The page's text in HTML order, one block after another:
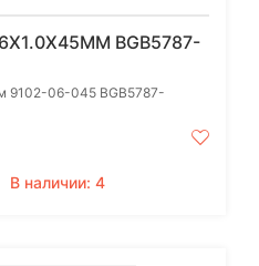
BGB5787-
9102-06-045 BGB5787-
В наличии: 4